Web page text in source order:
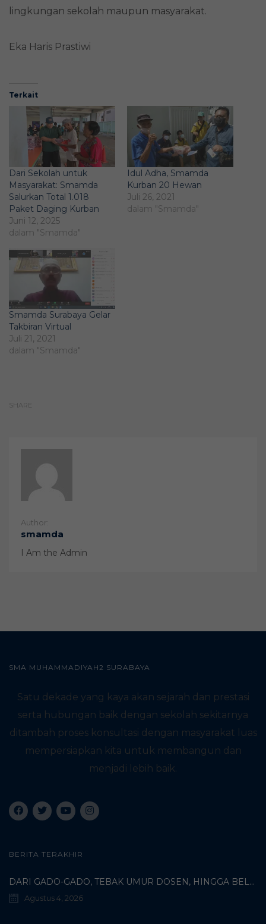
lingkungan sekolah maupun masyarakat.
Eka Haris Prastiwi
Terkait
Dari Sekolah untuk
Masyarakat: Smamda
Salurkan Total 1.018
Paket Daging Kurban
Juni 12, 2025
dalam "Smamda"
Idul Adha, Smamda
Kurban 20 Hewan
Juli 26, 2021
dalam "Smamda"
Smamda Surabaya Gelar
Takbiran Virtual
Juli 21, 2021
dalam "Smamda"
SHARE
Author:
smamda
I Am the Admin
SMA MUHAMMADIYAH2 SURABAYA
Satu dekade yang kaya akan sejarah dan prestasi
serta hubungan baik dengan sekolah sekitarnya
ditambah proses konsultasi dengan masyarakat luas
mempersiapkan kita untuk membangun dan
menjadi lebih baik.
BERITA TERAKHIR
DARI GADO-GADO, TEBAK UMUR DOSEN, HINGGA BELI PECI MUHAMMADIYAH: TERUNGKAPNYA KISAH UNIK 3 MAHASISWA TURKI DI SMAMDA!
Agustus 4, 2026